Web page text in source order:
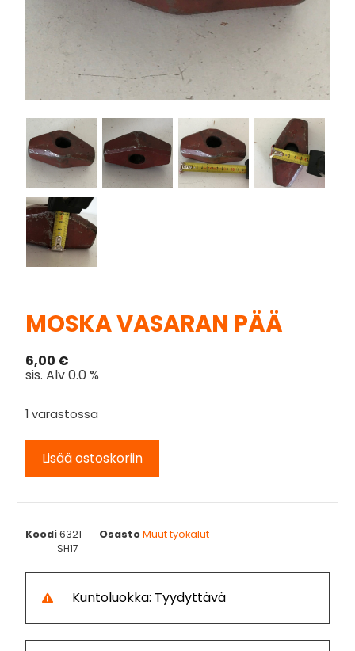
MOSKA VASARAN PÄÄ
6,00 €
sis. Alv 0.0 %
1 varastossa
Lisää ostoskoriin
Koodi6321 OsastoMuut työkalut
SH17
Kuntoluokka: Tyydyttävä